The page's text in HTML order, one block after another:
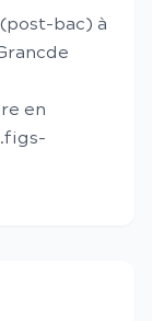
bac) à
en